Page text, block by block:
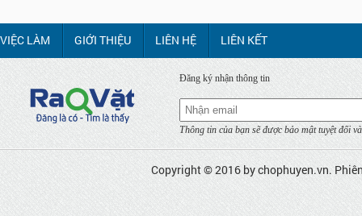
VIỆC LÀM GIỚI THIỆU LIÊN HỆ LIÊN KẾT
Đăng ký nhận thông tin
Thông tin của bạn sẽ được bảo mật tuyệt đối
Copyright © 2016 bychophuyen.vn.